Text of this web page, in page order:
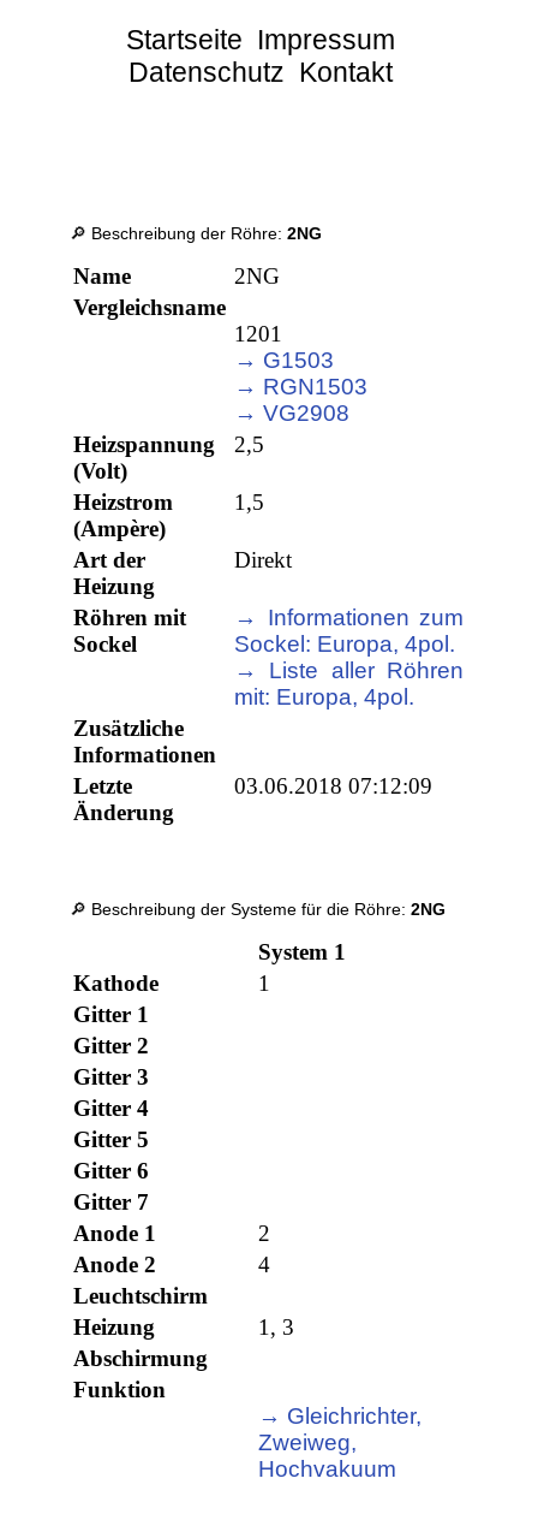
Startseite Impressum
Datenschutz Kontakt
🔎 Beschreibung der Röhre:2NG
Name
2NG
Vergleichsname
1201
→ G1503
→ RGN1503
→ VG2908
Heizspannung
(Volt)
2,5
Heizstrom
(Ampère)
1,5
Art der
Heizung
Direkt
Röhren mit
Sockel
→ Informationen zum
Sockel: Europa, 4pol.
→ Liste aller Röhren
mit: Europa, 4pol.
Zusätzliche
Informationen
Letzte
Änderung
03.06.2018 07:12:09
🔎 Beschreibung der Systeme für die Röhre:2NG
System 1
Kathode
1
Gitter 1
Gitter 2
Gitter 3
Gitter 4
Gitter 5
Gitter 6
Gitter 7
Anode 1
2
Anode 2
4
Leuchtschirm
Heizung
1, 3
Abschirmung
Funktion
→ Gleichrichter,
Zweiweg,
Hochvakuum